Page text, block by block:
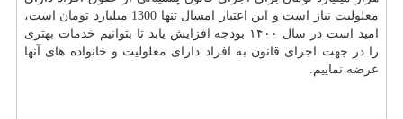
معلولیت نیاز است و این اعتبار امسال تنها 1300 میلیارد تومان است،
امید است در سال ۱۴۰۰ بودجه افزایش یابد تا بتوانیم خدمات بهتری
را در جهت اجرای قانون به افراد دارای معلولیت و خانواده های آنها
عرضه نماییم.